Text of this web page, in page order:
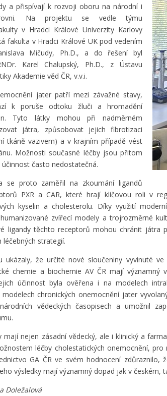
a přispívají k rozvoji oboru na národní i
Na projektu se vedle týmu
v Hradci Králové Univerzity Karlovy
fakulta v Hradci Králové UK pod vedením
Mičudy, Ph.D., a do řešení byl
Karel Chalupský, Ph.D., z Ústavu
Akademie věd ČR, v.v.i.
jater patří mezi závažné stavy,
k poruše odtoku žluči a hromadění
Tyto látky mohou při nadměrném
játra, způsobovat jejich fibrotizaci
tkáně vazivem) a v krajním případě vést
Možnosti současné léčby jsou přitom
často nedostatečná.
se proto zaměřil na zkoumání ligandů
PXR a CAR, které hrají klíčovou roli v
kyselin a cholesterolu. Díky využití
zvířecí modely a trojrozměrné
ligandy těchto receptorů mohou chránit játra
strategií.
ukázaly, že určité nové sloučeniny vyvinuté
chemie a biochemie AV ČR mají významný
účinnost byla ověřena i na modelech
modelech chronických onemocnění jater
vědeckých časopisech a umožnil
mají nejen zásadní vědecký, ale i klinický a
léčby cholestatických onemocnění,
GA ČR ve svém hodnocení
výsledky mají významný dopad jak v českém,
Doležalová